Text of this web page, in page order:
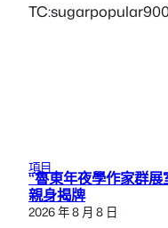
項目
“魯東年夜學作家群
親身揭牌
2026 年 8 月 8 日